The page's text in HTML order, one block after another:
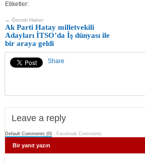
Etiketler:
← Önceki Haber
Ak Parti Hatay milletvekili
Adayları İTSO’da İş dünyası ile
bir araya geldi
Share
Leave a reply
Default Comments (0) Facebook Comments
Bir yanıt yazın